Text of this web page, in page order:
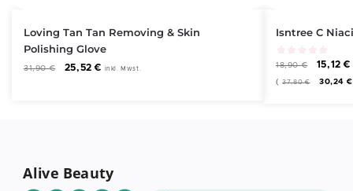
Loving Tan Tan Removing & Skin
Polishing Glove
31,90€ 25,52€ inkl. Mwst.
Isntree C
18,90€ 15,12€
(37,80€ 30,24€
Alive Beauty